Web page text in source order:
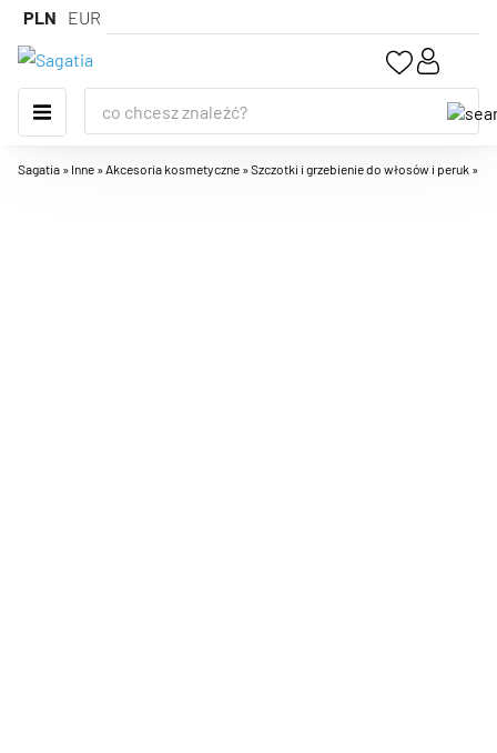
PLN EUR
Sagatia » Inne »Akcesoria kosmetyczne »Szczotki i grzebienie do włosów i peruk »